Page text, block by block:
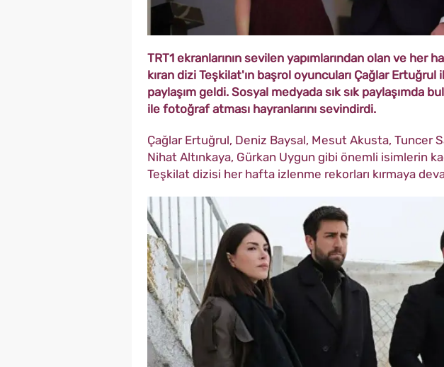
TRT1 ekranlarının sevilen yapımlarından olan ve her
kıran dizi Teşkilat'ın başrol oyuncuları Çağlar
paylaşım geldi. Sosyal medyada sık sık paylaşımda
ile fotoğraf atması hayranlarını sevindirdi.
Çağlar Ertuğrul, Deniz Baysal, Mesut Akusta, Tuncer
Nihat Altınkaya, Gürkan Uygun gibi önemli isimlerin
Teşkilat dizisi her hafta izlenme rekorları kırmaya